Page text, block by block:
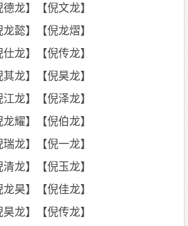
德龙】【倪文龙】
龙懿】【倪龙熠】
仕龙】【倪传龙】
其龙】【倪昊龙】
江龙】【倪泽龙】
龙耀】【倪伯龙】
瑞龙】【倪一龙】
清龙】【倪玉龙】
龙昊】【倪佳龙】
昊龙】【倪传龙】